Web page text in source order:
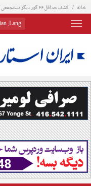
خانه کشف حداقل ۶۶ گور‌ دیگر دستجمعی کودکان بومیان در بریتیش کلمبیا کانادا
Lang
: Persian